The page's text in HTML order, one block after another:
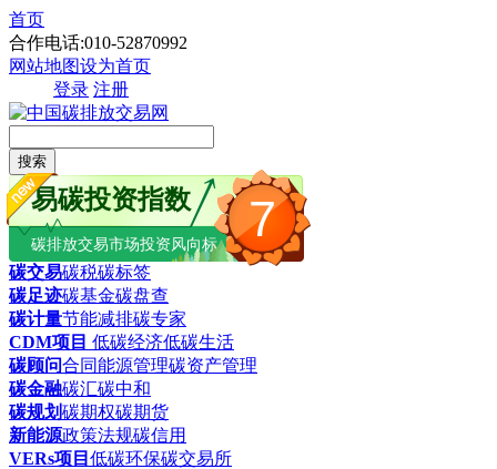
首页
合作电话:010-52870992
网站地图设为首页
登录 注册
搜索
7
易碳投资指数
碳排放交易市场投资风向标
碳交易碳税碳标签
碳足迹碳基金碳盘查
碳计量节能减排碳专家
CDM项目 低碳经济低碳生活
碳顾问合同能源管理碳资产管理
碳金融碳汇碳中和
碳规划碳期权碳期货
新能源政策法规碳信用
VERs项目 低碳环保碳交易所